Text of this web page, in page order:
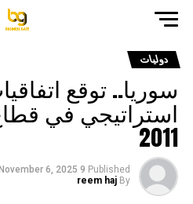
دوليات
سوريا.. توقع
استراتيجي في
2011
Published
9 months ago
November 6, 2025
By
reem haj